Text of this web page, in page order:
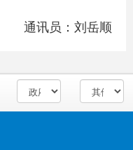
通讯员：刘岳顺